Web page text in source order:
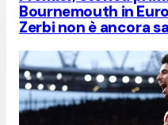
Bournemouth in
Zerbi non è ancora